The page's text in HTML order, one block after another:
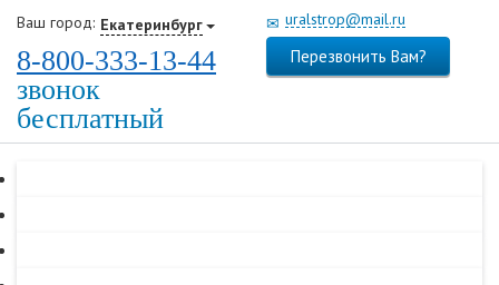
uralstrop@mail.ru
Перезвонить Вам?
Ваш город: Екатеринбург
8-800-333-13-44
звонок
бесплатный